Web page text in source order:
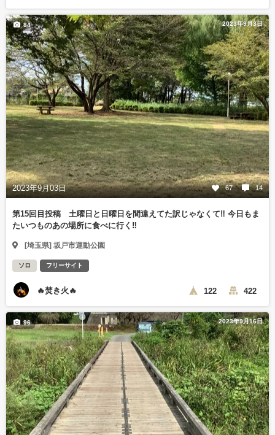
2023年9月3日
2023年9月03日 67 14
84
第15回目投稿 土曜日と日曜日を間違えてた訳じゃなくて‼️ 今日もま
たいつものあの場所に食べに行く‼️
[埼玉県] 坂戸市運動公園
ソロ フリーサイト
🔥焚き火🔥 122 422
2023年9月16日
96